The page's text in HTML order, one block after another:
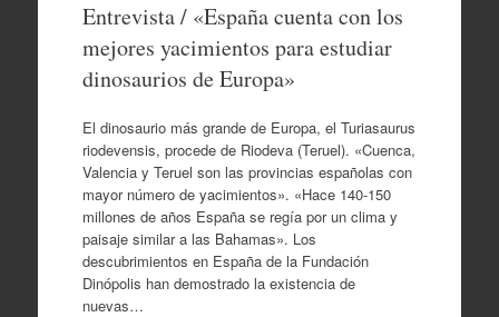
Entrevista / «España cuenta con los
mejores yacimientos para estudiar
dinosaurios de Europa»
El dinosaurio más grande de Europa, el Turiasaurus
riodevensis, procede de Riodeva (Teruel). «Cuenca,
Valencia y Teruel son las provincias españolas con
mayor número de yacimientos». «Hace 140-150
millones de años España se regía por un clima y
paisaje similar a las Bahamas». Los
descubrimientos en España de la Fundación
Dinópolis han demostrado la existencia de
nuevas…